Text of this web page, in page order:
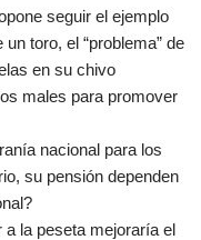
seguir el ejemplo
toro, el “problema” de
en su chivo
males para promover
nacional para los
su pensión dependen
la peseta mejoraría el